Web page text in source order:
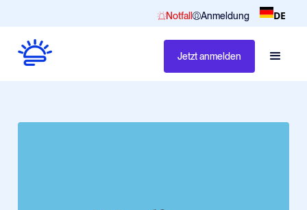
Notfall Anmeldung DE
Jetzt anmelden